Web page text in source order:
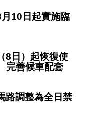
10日起實施臨
8日）起恢復使
善候車配套
調整為全日禁